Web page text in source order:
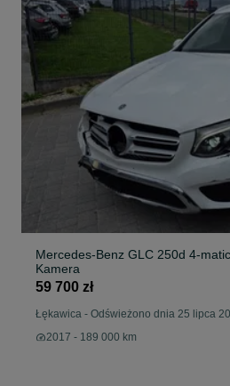
Mercedes-Benz GLC 250d 4-
Kamera
59 700 zł
Łękawica - Odświeżono dnia 25 lipca
2017 - 189 000 km